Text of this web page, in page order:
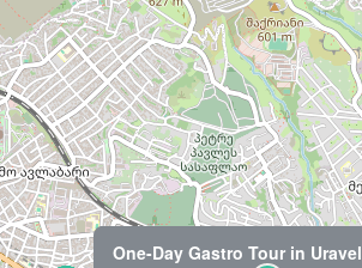
One-Day Gastro Tour in